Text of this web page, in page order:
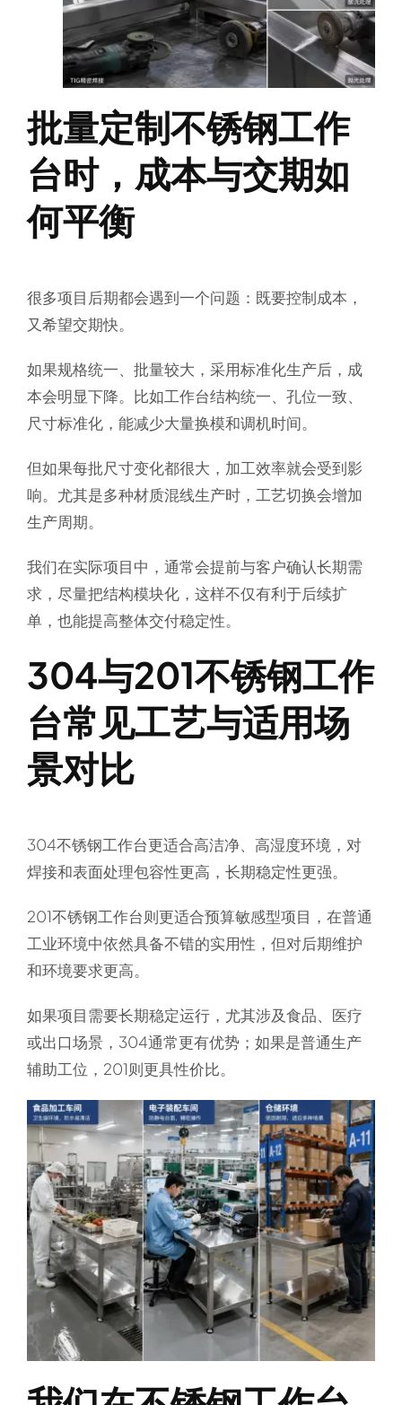
批量定制不锈钢工作
台时，成本与交期如
何平衡
很多项目后期都会遇到一个问题：既要控制成本，
又希望交期快。
如果规格统一、批量较大，采用标准化生产后，成
本会明显下降。比如工作台结构统一、孔位一致、
尺寸标准化，能减少大量换模和调机时间。
但如果每批尺寸变化都很大，加工效率就会受到影
响。尤其是多种材质混线生产时，工艺切换会增加
生产周期。
我们在实际项目中，通常会提前与客户确认长期需
求，尽量把结构模块化，这样不仅有利于后续扩
单，也能提高整体交付稳定性。
304与201不锈钢工作
台常见工艺与适用场
景对比
304不锈钢工作台更适合高洁净、高湿度环境，对
焊接和表面处理包容性更高，长期稳定性更强。
201不锈钢工作台则更适合预算敏感型项目，在普通
工业环境中依然具备不错的实用性，但对后期维护
和环境要求更高。
如果项目需要长期稳定运行，尤其涉及食品、医疗
或出口场景，304通常更有优势；如果是普通生产
辅助工位，201则更具性价比。